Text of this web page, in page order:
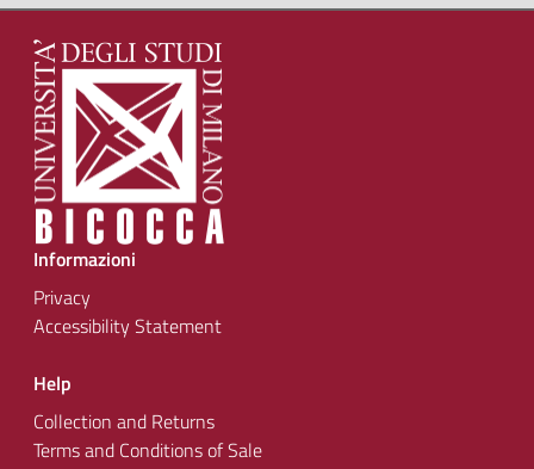
Informazioni
Privacy
Accessibility Statement
Help
Collection and Returns
Terms and Conditions of Sale